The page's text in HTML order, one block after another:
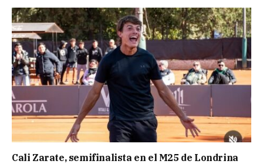
Cali Zarate, semifinalista en el M25 de Londrina